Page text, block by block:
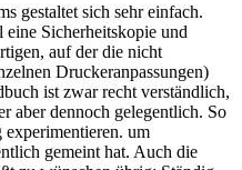
gestaltet sich sehr einfach.
eine Sicherheitskopie und
auf der die nicht
Druckeranpassungen)
ist zwar recht verständlich,
aber dennoch gelegentlich. So
um
gemeint hat. Auch die